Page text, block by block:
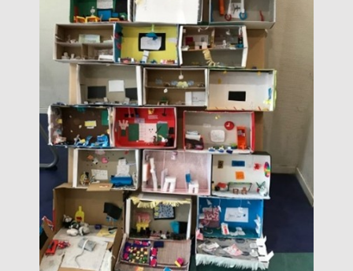
Archief
Programma
Onderwijs
Blijgoedplein
Doe mee
Bezoekers
Parking